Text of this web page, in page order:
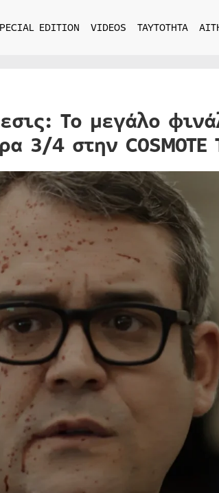
EDITION VIDEOS ΤΑΥΤΟΤΗΤΑ
Το μεγάλο
3/4 στην COSMOTE